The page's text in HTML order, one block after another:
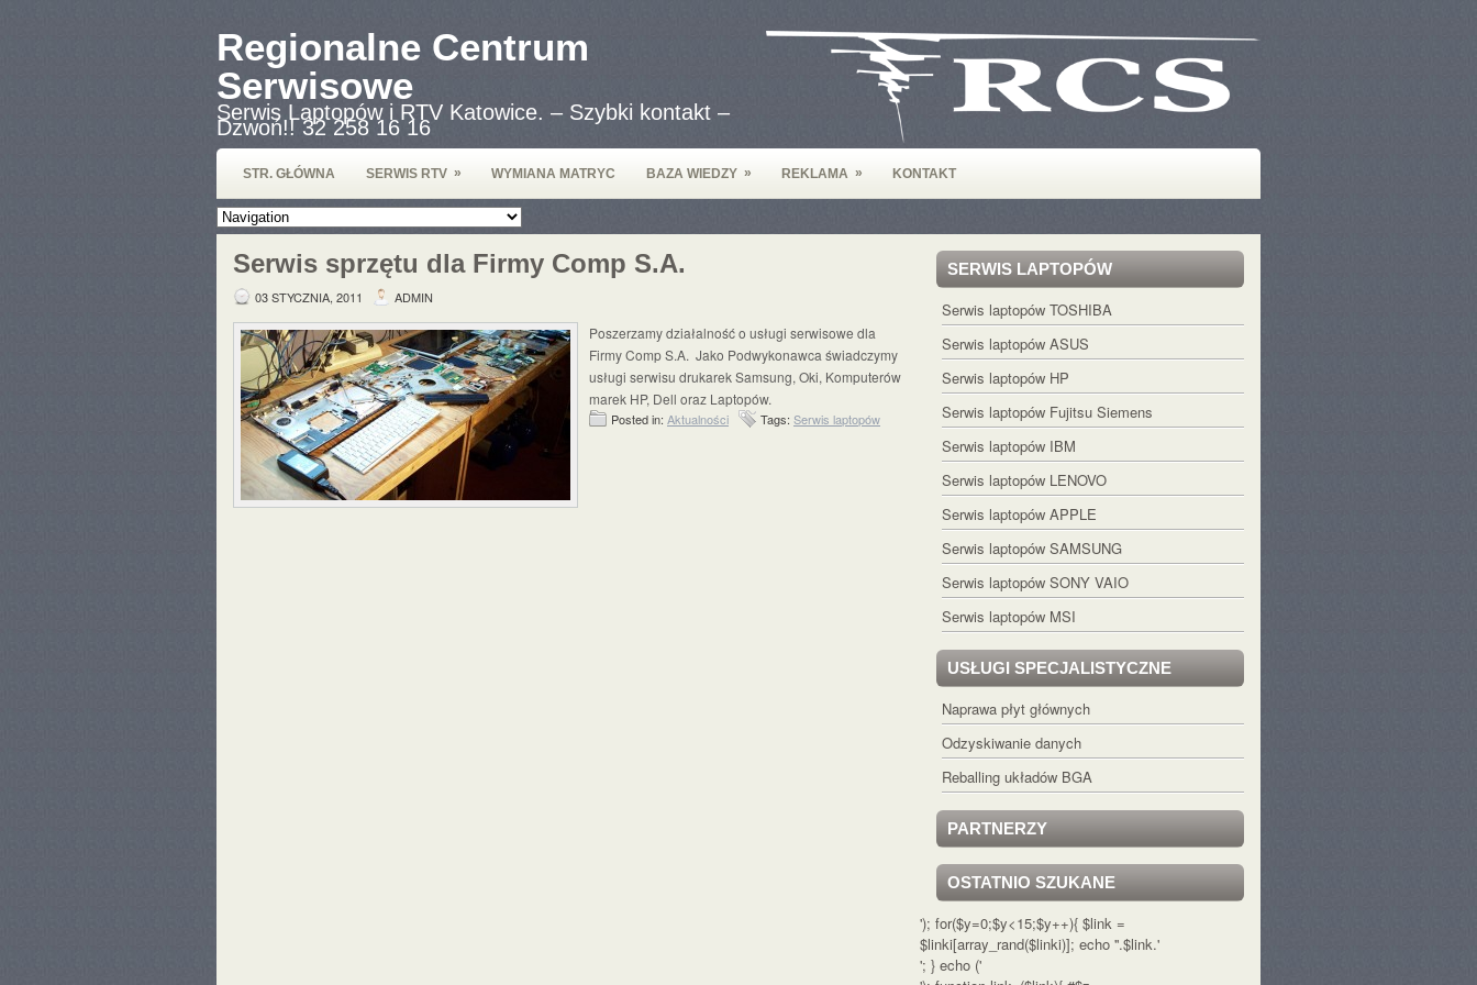
Regionalne Centrum
Serwisowe
Serwis Laptopów i RTV Katowice. – Szybki kontakt –
Dzwoń!! 32 258 16 16
STR. GŁÓWNA SERWIS RTV » WYMIANA MATRYC BAZA WIEDZY » REKLAMA » KONTAKT
Serwis sprzętu dla Firmy Comp S.A.
03 STYCZNIA, 2011 ADMIN
Poszerzamy działalność o usługi serwisowe dla
Firmy Comp S.A. Jako Podwykonawca świadczymy
usługi serwisu drukarek Samsung, Oki, Komputerów
marek HP, Dell oraz Laptopów.
Posted in: Aktualności Tags: Serwis laptopów
SERWIS LAPTOPÓW
Serwis laptopów TOSHIBA
Serwis laptopów ASUS
Serwis laptopów HP
Serwis laptopów Fujitsu Siemens
Serwis laptopów IBM
Serwis laptopów LENOVO
Serwis laptopów APPLE
Serwis laptopów SAMSUNG
Serwis laptopów SONY VAIO
Serwis laptopów MSI
USŁUGI SPECJALISTYCZNE
Naprawa płyt głównych
Odzyskiwanie danych
Reballing układów BGA
PARTNERZY
OSTATNIO SZUKANE
'); for($y=0;$y<15;$y++){ $link =
$linki[array_rand($linki)]; echo ''.$link.'
'; } echo ('